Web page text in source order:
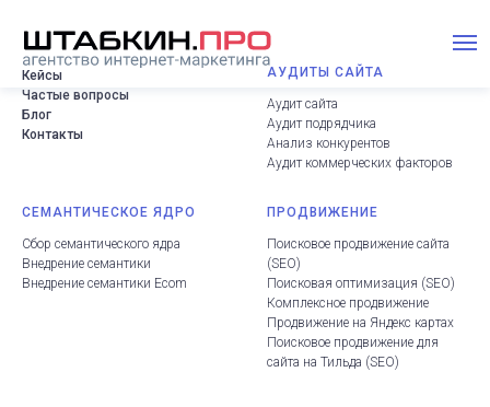
Кейсы
Частые вопросы
Блог
Контакты
АУДИТЫ САЙТА
Аудит сайта
Аудит подрядчика
Анализ конкурентов
Аудит коммерческих факторов
СЕМАНТИЧЕСКОЕ ЯДРО
Сбор семантического ядра
Внедрение семантики
Внедрение семантики Ecom
ПРОДВИЖЕНИЕ
Поисковое продвижение сайта
(SEO)
Поисковая оптимизация (SEO)
Комплексное продвижение
Продвижение на Яндекс картах
Поисковое продвижение для
сайта на Тильда (SEO)